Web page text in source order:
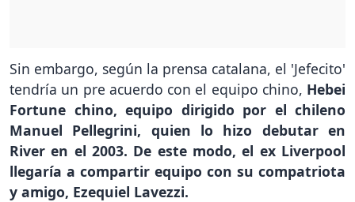
Sin embargo, según la prensa catalana, el 'Jefecito'
tendría un pre acuerdo con el equipo chino, Hebei
Fortune chino, equipo dirigido por el chileno
Manuel Pellegrini, quien lo hizo debutar en
River en el 2003. De este modo, el ex Liverpool
llegaría a compartir equipo con su compatriota
y amigo, Ezequiel Lavezzi.